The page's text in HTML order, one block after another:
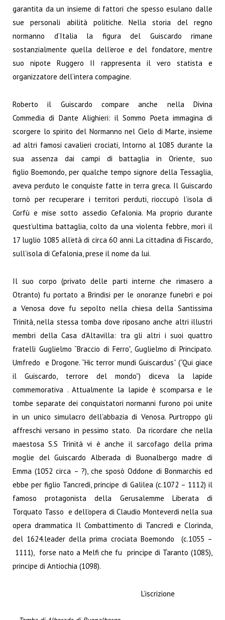
garantita da un insieme di fattori che spesso esulano dalle
sue personali abilità politiche. Nella storia del regno
normanno d’Italia la figura del Guiscardo rimane
sostanzialmente quella dell’eroe e del fondatore, mentre
suo nipote Ruggero II rappresenta il vero statista e
organizzatore dell’intera compagine.
Roberto il Guiscardo compare anche nella Divina
Commedia di Dante Alighieri: il Sommo Poeta immagina di
scorgere lo spirito del Normanno nel Cielo di Marte, insieme
ad altri famosi cavalieri crociati, Intorno al 1085 durante la
sua assenza dai campi di battaglia in Oriente, suo
figlio Boemondo, per qualche tempo signore della Tessaglia,
aveva perduto le conquiste fatte in terra greca. Il Guiscardo
tornò per recuperare i territori perduti, rioccupò l’isola di
Corfù e mise sotto assedio Cefalonia. Ma proprio durante
quest’ultima battaglia, colto da una violenta febbre, morì il
17 luglio 1085 all’età di circa 60 anni. La cittadina di Fiscardo,
sull’isola di Cefalonia, prese il nome da lui.
Il suo corpo (privato delle parti interne che rimasero a
Otranto) fu portato a Brindisi per le onoranze funebri e poi
a Venosa dove fu sepolto nella chiesa della Santissima
Trinità, nella stessa tomba dove riposano anche altri illustri
membri della Casa d’Altavilla: tra gli altri i suoi quattro
fratelli Guglielmo “Braccio di Ferro”, Guglielmo di Principato.
Umfredo e Drogone. “Hic terror mundi Guiscardus” (“Qui giace
il Guiscardo, terrore del mondo”) diceva la lapide
commemorativa . Attualmente la lapide è scomparsa e le
tombe separate dei conquistatori normanni furono poi unite
in un unico simulacro dell’abbazia di Venosa. Purtroppo gli
affreschi versano in pessimo stato. Da ricordare che nella
maestosa S.S Trinità vi è anche il sarcofago della prima
moglie del Guiscardo Alberada di Buonalbergo madre di
Emma (1052 circa – ?), che sposò Oddone di Bonmarchis ed
ebbe per figlio Tancredi, principe di Galilea (c.1072 – 1112) il
famoso protagonista della Gerusalemme Liberata di
Torquato Tasso e dell’opera di Claudio Monteverdi nella sua
opera drammatica Il Combattimento di Tancredi e Clorinda,
del 1624.leader della prima crociata Boemondo (c.1055 –
1111), forse nato a Melfi che fu principe di Taranto (1085),
principe di Antiochia (1098).
L’iscrizione